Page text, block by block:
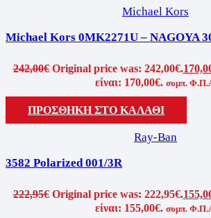
Michael Kors
Michael Kors 0MK2271U – NAGOYA
242,00€ Original price was: 242,00€.
είναι: 170,00€. συμπ.
ΠΡΟΣΘΗΚΗ ΣΤΟ ΚΑΛΑΘΙ
Ray-Ban
3582 Polarized 001/3R
222,95€ Original price was: 222,95€.
είναι: 155,00€. συμπ.